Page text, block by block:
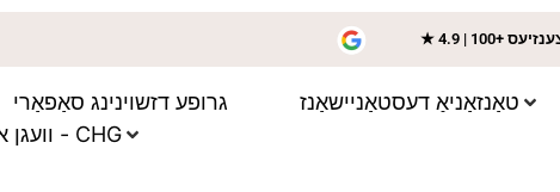
רעצענזיעס
גרופע דזשוינינג סאַפאַרי
טאַנזאַניאַ דעסטאַניישאַנז
וועגן אונדז - CHG